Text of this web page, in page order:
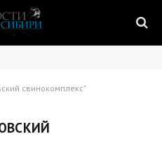
свинокомплекс"